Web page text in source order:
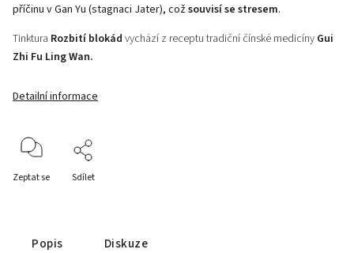
příčinu v Gan Yu (stagnaci Jater), cožsouvisí se stresem.
Tinktura Rozbití blokád vychází z receptu tradiční čínské medicíny Gui
Zhi Fu Ling Wan.
Detailní informace
Zeptat se Sdílet
Popis Diskuze